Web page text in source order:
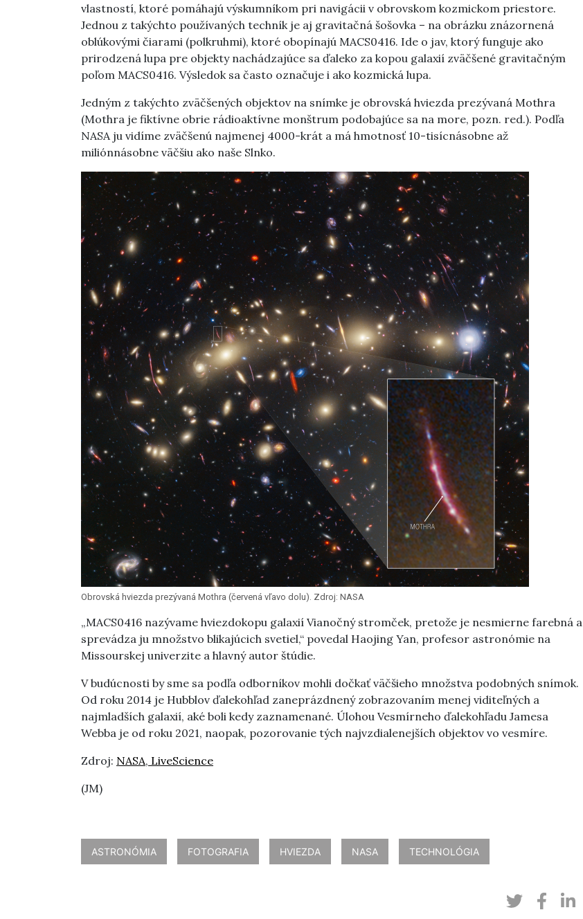
vlastností, ktoré pomáhajú výskumníkom pri navigácii v obrovskom kozmickom priestore.
Jednou z takýchto používaných techník je aj gravitačná šošovka – na obrázku znázornená
oblúkovými čiarami (polkruhmi), ktoré obopínajú MACS0416. Ide o jav, ktorý funguje ako
prirodzená lupa pre objekty nachádzajúce sa ďaleko za kopou galaxií zväčšené gravitačným
poľom MACS0416. Výsledok sa často označuje i ako kozmická lupa.
Jedným z takýchto zväčšených objektov na snímke je obrovská hviezda prezývaná Mothra
(Mothra je fiktívne obrie rádioaktívne monštrum podobajúce sa na more, pozn. red.). Podľa
NASA ju vidíme zväčšenú najmenej 4000-krát a má hmotnosť 10-tisícnásobne až
miliónnásobne väčšiu ako naše Slnko.
Obrovská hviezda prezývaná Mothra (červená vľavo dolu). Zdroj: NASA
„MACS0416 nazývame hviezdokopu galaxií Vianočný stromček, pretože je nesmierne farebná a
sprevádza ju množstvo blikajúcich svetiel,“ povedal Haojing Yan, profesor astronómie na
Missourskej univerzite a hlavný autor štúdie.
V budúcnosti by sme sa podľa odborníkov mohli dočkať väčšieho množstva podobných snímok.
Od roku 2014 je Hubblov ďalekohľad zaneprázdnený zobrazovaním menej viditeľných a
najmladších galaxií, aké boli kedy zaznamenané. Úlohou Vesmírneho ďalekohľadu Jamesa
Webba je od roku 2021, naopak, pozorovanie tých najvzdialenejších objektov vo vesmíre.
Zdroj: NASA, LiveScience
(JM)
ASTRONÓMIA FOTOGRAFIA HVIEZDA NASA TECHNOLÓGIA